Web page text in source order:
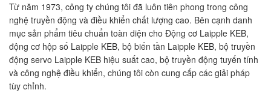
Từ năm 1973, công ty chúng tôi đã luôn tiên phong trong công
nghệ truyền động và điều khiển chất lượng cao. Bên cạnh danh
mục sản phẩm tiêu chuẩn toàn diện cho Động cơ Laipple KEB,
động cơ hộp số Laipple KEB, bộ biến tần Laipple KEB, bộ truyền
động servo Laipple KEB hiệu suất cao, bộ truyền động tuyến tính
và công nghệ điều khiển, chúng tôi còn cung cấp các giải pháp
tùy chỉnh.